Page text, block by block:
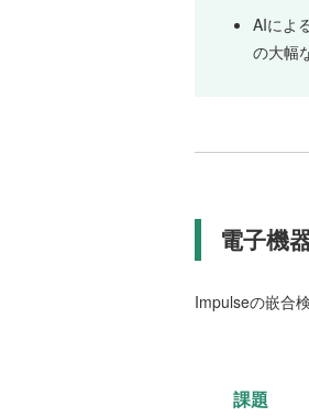
AIによ
の大幅
電子機
Impulseの嵌合
課題